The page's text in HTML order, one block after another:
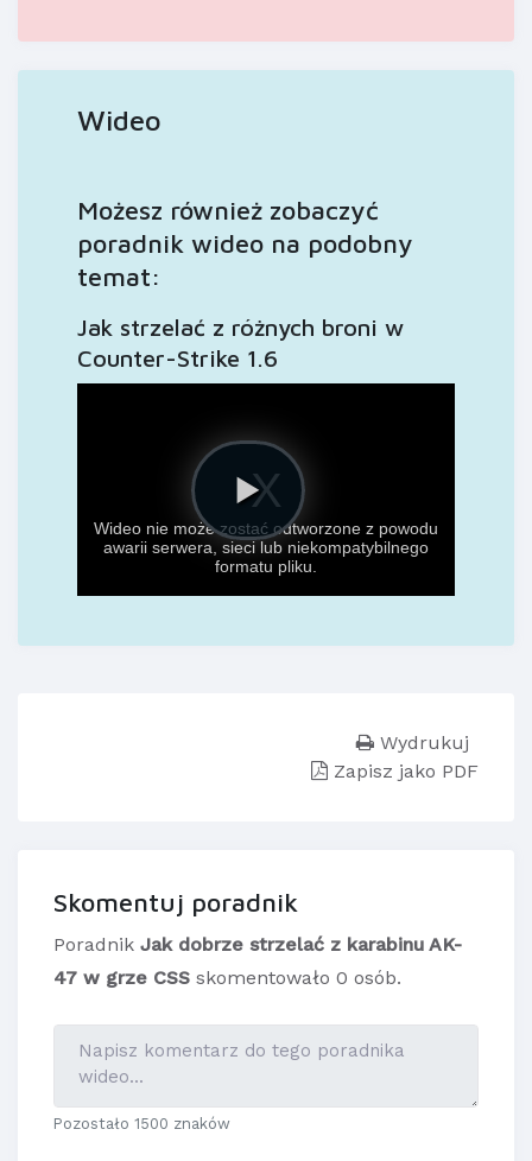
Wideo
Możesz również zobaczyć
poradnik wideo na podobny
temat:
Jak strzelać z różnych broni w
Counter-Strike 1.6
Wydrukuj
Zapisz jako PDF
Skomentuj poradnik
Poradnik Jak dobrze strzelać z karabinu AK-
47 w grze CSS skomentowało 0 osób.
Pozostało 1500 znaków